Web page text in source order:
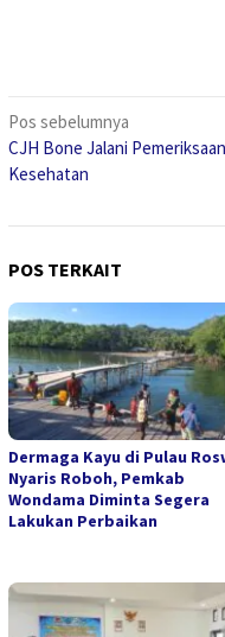
Navigasi
pos
Pos sebelumnya
CJH Bone Jalani Pemeriksaan
Kesehatan
POS TERKAIT
Dermaga Kayu di Pulau
Nyaris Roboh, Pemkab
Wondama Diminta Segera
Lakukan Perbaikan